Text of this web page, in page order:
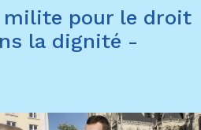
milite pour le droit
la dignité -